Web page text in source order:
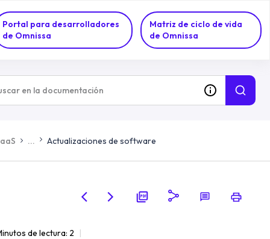
Portal para desarrolladores
de Omnissa
Matriz de ciclo de vida
de Omnissa
... Actualizaciones de software
de lectura: 2